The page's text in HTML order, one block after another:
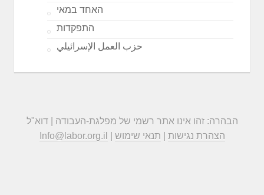
האחד במאי
התפקדות
حزب العمل الإسرائيلي
הבהרה: זהו אינו אתר רשמי של מפלגת-העבודה | דוא"ל
Info@labor.org.il
הצהרת נגישות תנאי שימוש